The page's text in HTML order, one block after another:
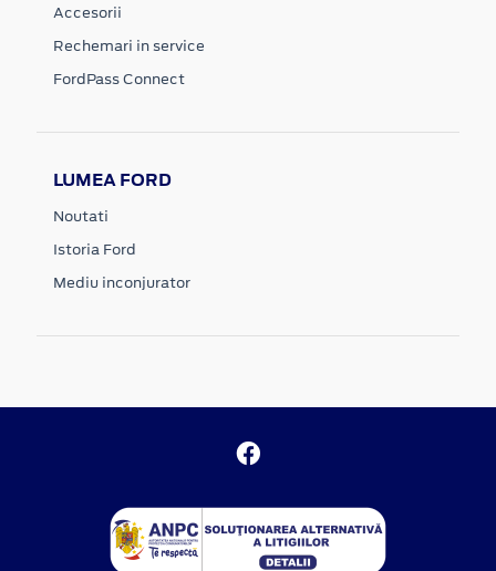
Accesorii
Rechemari in service
FordPass Connect
LUMEA FORD
Noutati
Istoria Ford
Mediu inconjurator